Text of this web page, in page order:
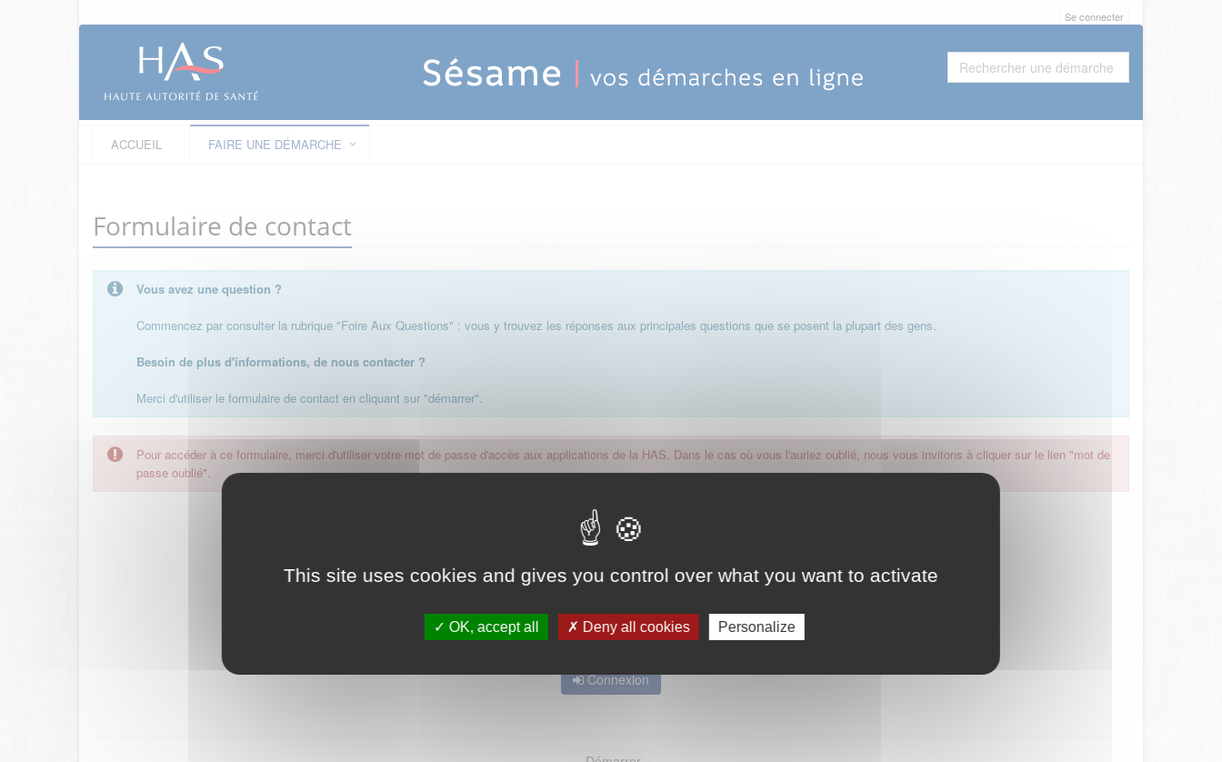
This site uses cookies and gives you control over what you want to activate
OK, accept all Deny all cookies Personalize
Se connecter
ACCUEIL FAIRE UNE DÉMARCHE
Formulaire de contact
Vous avez une question ?
Commencez par consulter la rubrique "Foire Aux Questions" : vous y trouvez les réponses aux principales questions que se posent la plupart des gens.
Besoin de plus d'informations, de nous contacter ?
Merci d'utiliser le formulaire de contact en cliquant sur "démarrer".
Pour accéder à ce formulaire, merci d'utiliser votre mot de passe d'accès aux applications de la HAS. Dans le cas où vous l'auriez oublié, nous vous invitons à cliquer sur le lien "mot de
passe oublié".
Mot de passe oublié ?
Connexion